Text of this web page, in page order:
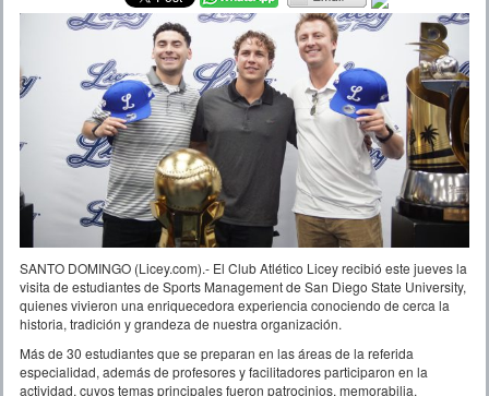
SANTO DOMINGO (Licey.com).- El Club Atlético Licey recibió este jueves la
visita de estudiantes de Sports Management de San Diego State University,
quienes vivieron una enriquecedora experiencia conociendo de cerca la
historia, tradición y grandeza de nuestra organización.
Más de 30 estudiantes que se preparan en las áreas de la referida
especialidad, además de profesores y facilitadores participaron en la
actividad, cuyos temas principales fueron patrocinios, memorabilia,